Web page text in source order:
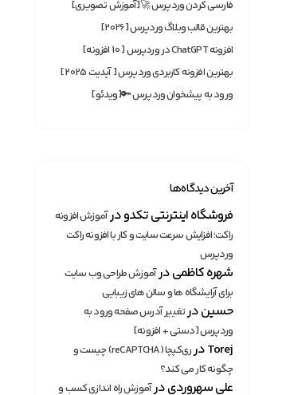
فارسی کردن وردپرس 🚀[آموزش تصویری]
بهترین قالب وبلاگ وردپرس [2026]
افزونه ChatGPT در وردپرس [ 10 افزونه]
بهترین افزونه‌ کاربردی وردپرس [ آپدیت 2025]
ورود به پیشخوان وردپرس 🔑[ویدئو]
آخرین دیدگاه‌ها
فروشگاه اینترنتی تکدودرآموزش افزونه
راکت؛ افزایش سرعت سایت و کار با افزونه راکت
وردپرس
شهره کاظمیدرآموزش طراحی وب سایت
برای آرایشگاه ها و سالن های زیبایی
حسیندرتغییر آدرس صفحه ورود به
وردپرس [دستی + افزونه]
Torejدر
ری‌کپچا (reCAPTCHA) چیست و
چگونه کار می کند؟
علی سهروردیدرآموزش راه اندازی کسب و